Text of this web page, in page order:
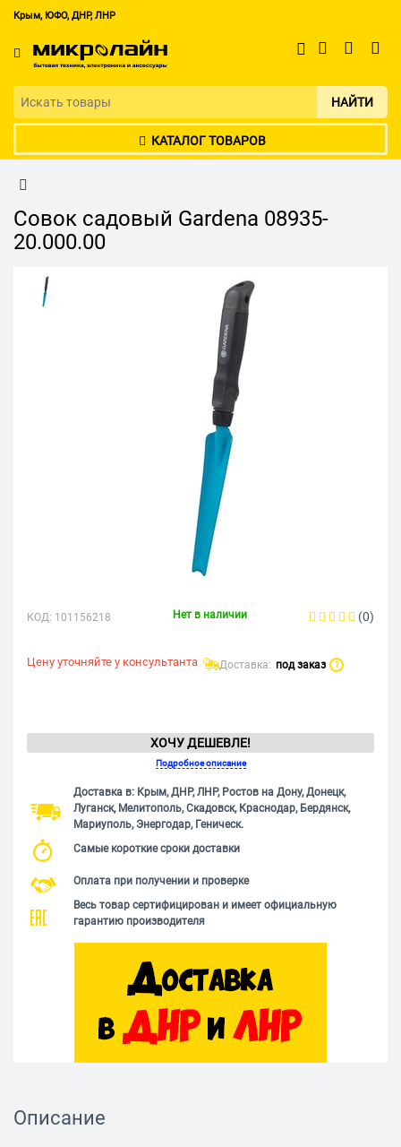
Крым, ЮФО, ДНР, ЛНР
НАЙТИ
КАТАЛОГ ТОВАРОВ
Совок садовый Gardena 08935-
20.000.00
КОД: 101156218 Нет в наличии (0)
Цену уточняйте у консультанта Доставка: под заказ ?
ХОЧУ ДЕШЕВЛЕ!
Подробное описание
Доставка в: Крым, ДНР, ЛНР, Ростов на Дону, Донецк,
Луганск, Мелитополь, Скадовск, Краснодар, Бердянск,
Мариуполь, Энергодар, Геническ.
Самые короткие сроки доставки
Оплата при получении и проверке
Весь товар сертифицирован и имеет официальную
гарантию производителя
Описание